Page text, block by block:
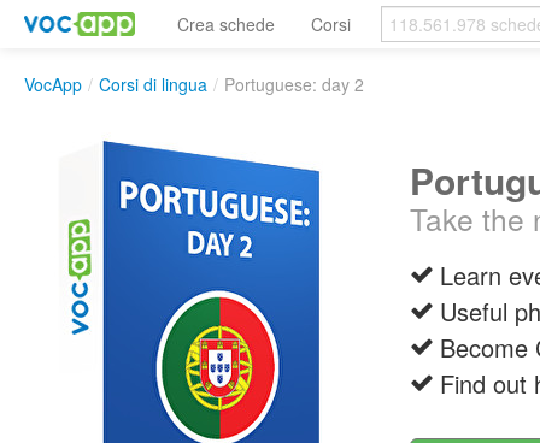
Crea schede Corsi
VocApp / Corsi di lingua / Portuguese: day 2
Take the
Learn
Useful
Become
Find out